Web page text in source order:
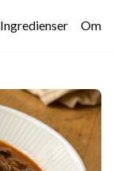
Ingredienser Om